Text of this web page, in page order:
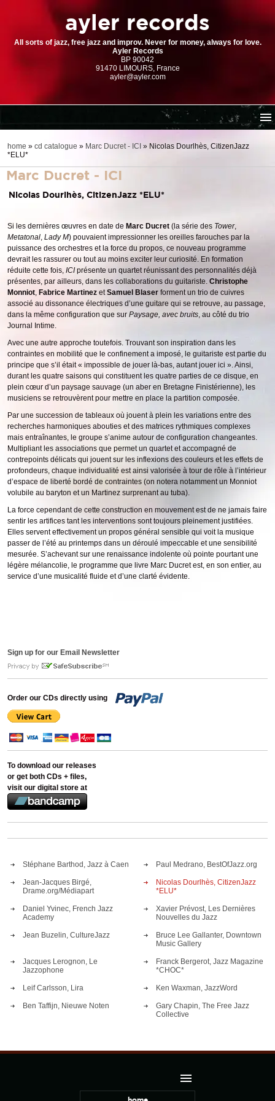
ayler records
All sorts of jazz, free jazz and improv. Never for money, always for love.
Ayler Records
BP 90042
91470 LIMOURS, France
ayler@ayler.com
cd catalogue
dl series (download-only)
digital store
resources
home » cd catalogue » Marc Ducret - ICI » Nicolas Dourlhès, CitizenJazz
*ELU*
Marc Ducret - ICI
Nicolas Dourlhès, CitizenJazz *ELU*
Si les dernières œuvres en date de Marc Ducret (la série des Tower,
Metatonal, Lady M) pouvaient impressionner les oreilles farouches par la
puissance des orchestres et la force du propos, ce nouveau programme
devrait les rassurer ou tout au moins exciter leur curiosité. En formation
réduite cette fois, ICIprésente un quartet réunissant des personnalités déjà
présentes, par ailleurs, dans les collaborations du guitariste. Christophe
Monniot, Fabrice Martinez etSamuel Blaser forment un trio de cuivres
associé au dissonance électriques d’une guitare qui se retrouve, au passage,
dans la même configuration que sur Paysage, avec bruits, au côté du trio
Journal Intime.
Avec une autre approche toutefois. Trouvant son inspiration dans les
contraintes en mobilité que le confinement a imposé, le guitariste est partie du
principe que s’il était « impossible de jouer là-bas, autant jouer ici ». Ainsi,
durant les quatre saisons qui constituent les quatre parties de ce disque, en
plein cœur d’un paysage sauvage (un aber en Bretagne Finistérienne), les
musiciens se retrouvèrent pour mettre en place la partition composée.
Par une succession de tableaux où jouent à plein les variations entre des
recherches harmoniques abouties et des matrices rythmiques complexes
mais entraînantes, le groupe s’anime autour de configuration changeantes.
Multipliant les associations que permet un quartet et accompagné de
contrepoints délicats qui jouent sur les inflexions des couleurs et les effets de
profondeurs, chaque individualité est ainsi valorisée à tour de rôle à l’intérieur
d’espace de liberté bordé de contraintes (on notera notamment un Monniot
volubile au baryton et un Martinez surprenant au tuba).
La force cependant de cette construction en mouvement est de ne jamais faire
sentir les artifices tant les interventions sont toujours pleinement justifiées.
Elles servent effectivement un propos général sensible qui voit la musique
passer de l’été au printemps dans un déroulé impeccable et une sensibilité
mesurée. S’achevant sur une renaissance indolente où pointe pourtant une
légère mélancolie, le programme que livre Marc Ducret est, en son entier, au
service d’une musicalité fluide et d’une clarté évidente.
Sign up for our Email Newsletter
Order our CDs directly using
To download our releases
or get both CDs + files,
visit our digital store at
Stéphane Barthod, Jazz à Caen Paul Medrano, BestOfJazz.org
Jean-Jacques Birgé,
Drame.org/Médiapart
Nicolas Dourlhès, CitizenJazz
*ELU*
Daniel Yvinec, French Jazz
Academy
Xavier Prévost, Les Dernières
Nouvelles du Jazz
Jean Buzelin, CultureJazz
Bruce Lee Gallanter, Downtown
Music Gallery
Jacques Lerognon, Le
Jazzophone
Franck Bergerot, Jazz Magazine
*CHOC*
Leif Carlsson, Lira Ken Waxman, JazzWord
Ben Taffijn, Nieuwe Noten
Gary Chapin, The Free Jazz
Collective